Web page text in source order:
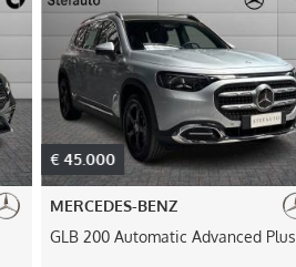
€ 45.000
MERCEDES-BENZ
GLB 200 Automatic Advanced Plus